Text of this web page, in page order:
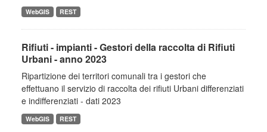
WebGIS REST
Rifiuti - impianti - Gestori della raccolta di Rifiuti
Urbani - anno 2023
Ripartizione dei territori comunali tra i gestori che
effettuano il servizio di raccolta dei rifiuti Urbani differenziati
e indifferenziati - dati 2023
WebGIS REST